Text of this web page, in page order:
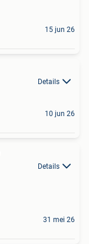
15 jun 26
Details
10 jun 26
Details
31 mei 26